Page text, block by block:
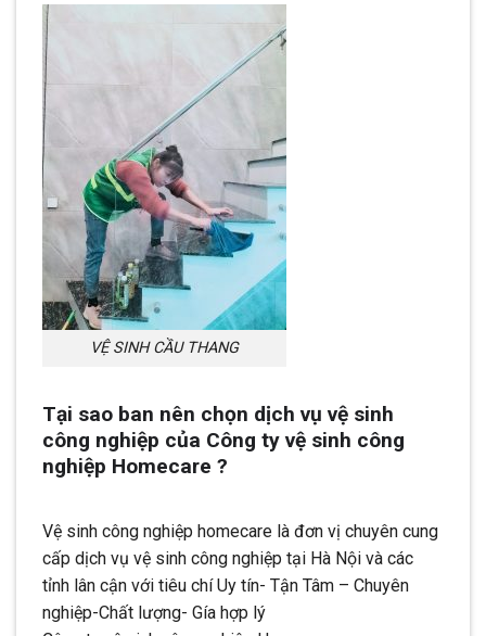
VỆ SINH CẦU THANG
Tại sao ban nên chọn dịch vụ vệ sinh
công nghiệp của Công ty vệ sinh công
nghiệp Homecare ?
Vệ sinh công nghiệp homecare là đơn vị chuyên cung
cấp dịch vụ vệ sinh công nghiệp tại Hà Nội và các
tỉnh lân cận với tiêu chí Uy tín- Tận Tâm – Chuyên
nghiệp-Chất lượng- Gía hợp lý